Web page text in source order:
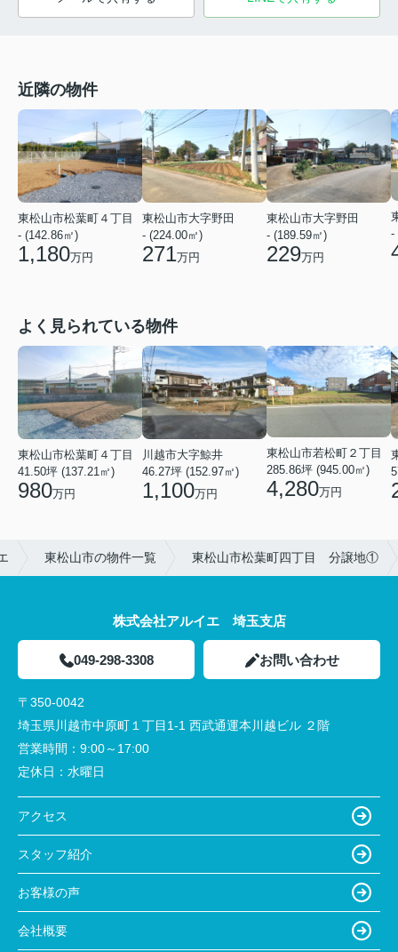
近隣の物件
東松山市松葉町４丁目
- (142.86㎡)
1,180万円
東松山市大字野田
- (224.00㎡)
271万円
東松山市大字野田
- (189.59㎡)
229万円
-
よく見られている物件
東松山市松葉町４丁目
41.50坪 (137.21㎡)
980万円
川越市大字鯨井
46.27坪 (152.97㎡)
1,100万円
東松山市若松町２丁目
285.86坪 (945.00㎡)
4,280万円
東松山市の物件一覧 東松山市松葉町四丁目 分譲地①
株式会社アルイエ 埼玉支店
049-298-3308 お問い合わせ
〒350-0042
埼玉県川越市中原町１丁目1-1 西武通運本川越ビル ２階
営業時間： 9:00～17:00
定休日： 水曜日
アクセス
スタッフ紹介
お客様の声
会社概要